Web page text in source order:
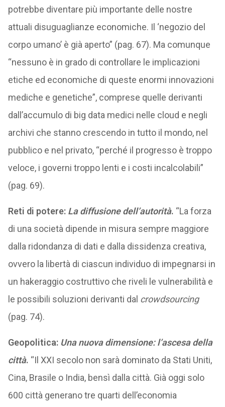
potrebbe diventare più importante delle nostre
attuali disuguaglianze economiche. Il ‘negozio del
corpo umano’ è già aperto” (pag. 67). Ma comunque
“nessuno è in grado di controllare le implicazioni
etiche ed economiche di queste enormi innovazioni
mediche e genetiche”, comprese quelle derivanti
dall’accumulo di big data medici nelle cloud e negli
archivi che stanno crescendo in tutto il mondo, nel
pubblico e nel privato, “perché il progresso è troppo
veloce, i governi troppo lenti e i costi incalcolabili”
(pag. 69).
Reti di potere: La diffusione dell’autorità. “La forza
di una società dipende in misura sempre maggiore
dalla ridondanza di dati e dalla dissidenza creativa,
ovvero la libertà di ciascun individuo di impegnarsi in
un hakeraggio costruttivo che riveli le vulnerabilità e
le possibili soluzioni derivanti dal crowdsourcing
(pag. 74).
Geopolitica: Una nuova dimensione: l’ascesa della
città. “Il XXI secolo non sarà dominato da Stati Uniti,
Cina, Brasile o India, bensì dalla città. Già oggi solo
600 città generano tre quarti dell’economia